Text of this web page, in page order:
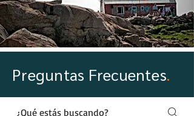
Preguntas Frecuentes.